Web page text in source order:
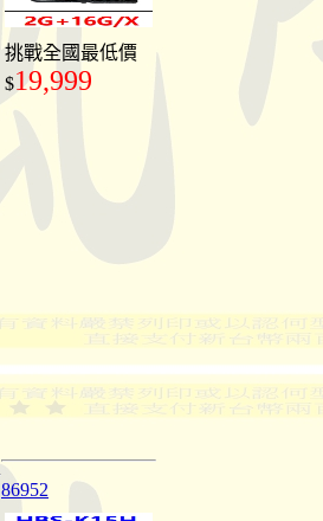
挑戰全國最低價
$19,999
86952